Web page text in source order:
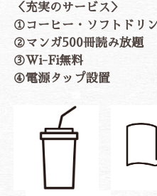
＜充実のサービス＞
①コーヒー・ソフトドリ
②マンガ500冊読み放題
③Wi-Fi無料
​④電源タップ設置